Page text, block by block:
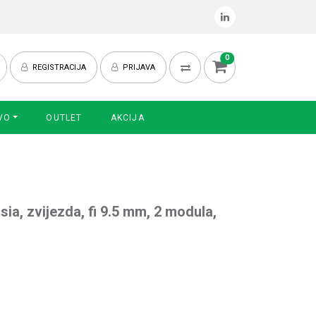
REGISTRACIJA PRIJAVA
0
OUTLET AKCIJA
zvijezda, fi 9.5 mm, 2 modula,